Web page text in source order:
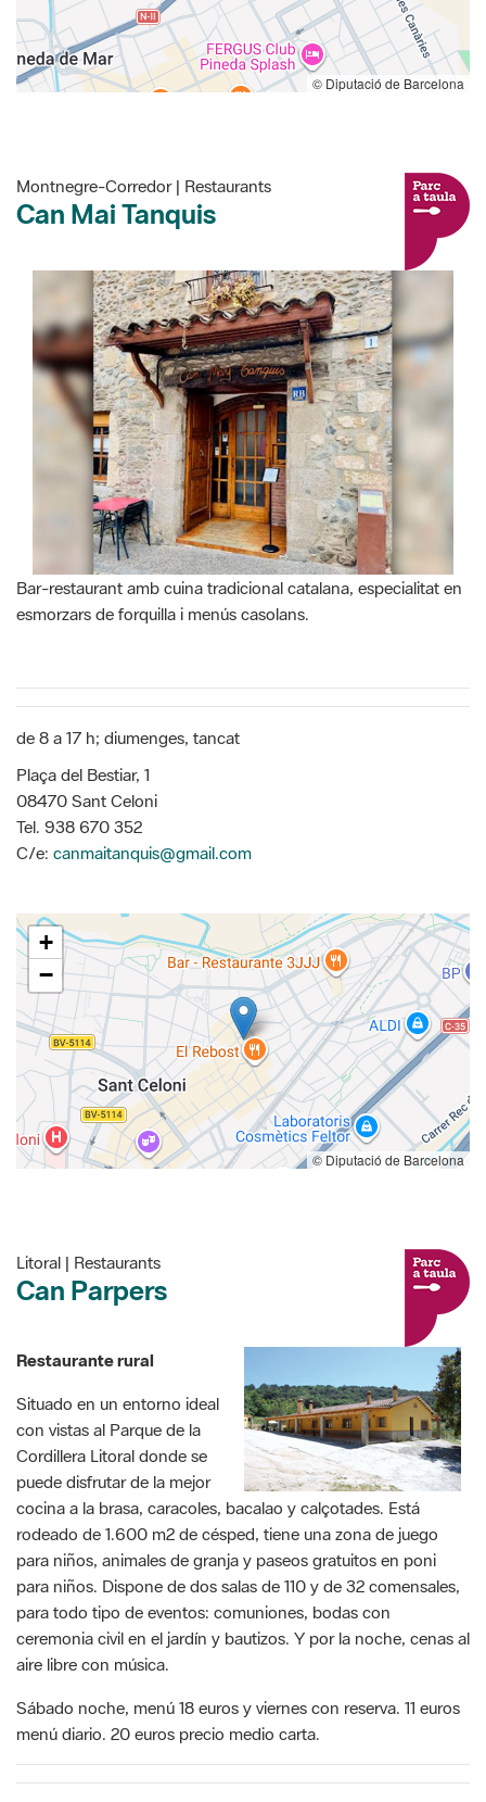
© Diputació de Barcelona
Montnegre-Corredor | Restaurants
Can Mai Tanquis
Bar-restaurant amb cuina tradicional catalana, especialitat en
esmorzars de forquilla i menús casolans.
de 8 a 17 h; diumenges, tancat
Plaça del Bestiar, 1
08470 Sant Celoni
Tel. 938 670 352
C/e: canmaitanquis@gmail.com
+
−
© Diputació de Barcelona
Litoral | Restaurants
Can Parpers
Restaurante rural
Situado en un entorno ideal
con vistas al Parque de la
Cordillera Litoral donde se
puede disfrutar de la mejor
cocina a la brasa, caracoles, bacalao y calçotades. Está
rodeado de 1.600 m2 de césped, tiene una zona de juego
para niños, animales de granja y paseos gratuitos en poni
para niños. Dispone de dos salas de 110 y de 32 comensales,
para todo tipo de eventos: comuniones, bodas con
ceremonia civil en el jardín y bautizos. Y por la noche, cenas al
aire libre con música.
Sábado noche, menú 18 euros y viernes con reserva. 11 euros
menú diario. 20 euros precio medio carta.